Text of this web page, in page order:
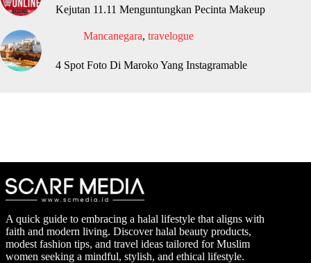
Kejutan 11.11 Menguntungkan Pecinta Makeup
Mancanegara, travelogue
4 Spot Foto Di Maroko Yang Instagramable
A quick guide to embracing a halal lifestyle that aligns with
faith and modern living. Discover halal beauty products,
modest fashion tips, and travel ideas tailored for Muslim
women seeking a mindful, stylish, and ethical lifestyle.